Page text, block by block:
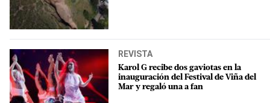
REVISTA
Karol G recibe dos gaviotas en la
inauguración del Festival de Viña del
Mar y regaló una a fan